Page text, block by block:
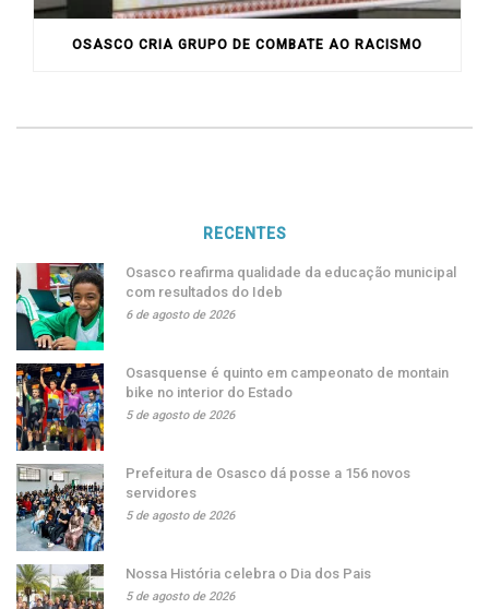
OSASCO CRIA GRUPO DE COMBATE AO RACISMO
RECENTES
Osasco reafirma qualidade da educação municipal
com resultados do Ideb
6 de agosto de 2026
Osasquense é quinto em campeonato de montain
bike no interior do Estado
5 de agosto de 2026
Prefeitura de Osasco dá posse a 156 novos
servidores
5 de agosto de 2026
Nossa História celebra o Dia dos Pais
5 de agosto de 2026